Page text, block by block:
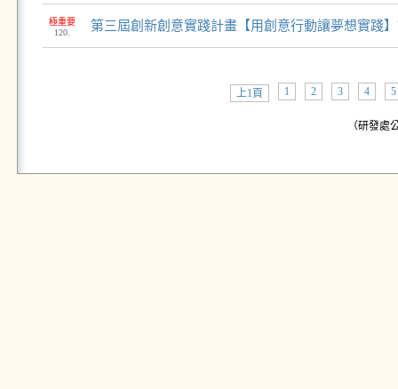
極重要
120.
第三屆創新創意實踐計畫【用創意行動讓夢想實踐
上1頁 1 2 3 4 5
（研發處